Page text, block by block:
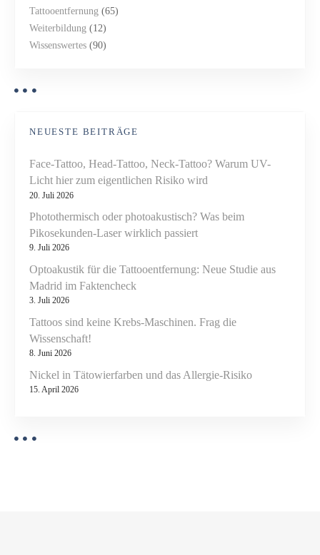
Tattooentfernung (65)
Weiterbildung (12)
Wissenswertes (90)
NEUESTE BEITRÄGE
Face-Tattoo, Head-Tattoo, Neck-Tattoo? Warum UV-
Licht hier zum eigentlichen Risiko wird
20. Juli 2026
Photothermisch oder photoakustisch? Was beim
Pikosekunden-Laser wirklich passiert
9. Juli 2026
Optoakustik für die Tattooentfernung: Neue Studie aus
Madrid im Faktencheck
3. Juli 2026
Tattoos sind keine Krebs-Maschinen. Frag die
Wissenschaft!
8. Juni 2026
Nickel in Tätowierfarben und das Allergie-Risiko
15. April 2026